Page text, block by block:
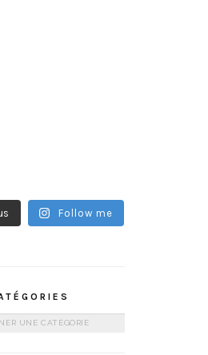
Follow me